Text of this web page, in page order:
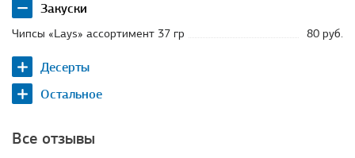
Закуски
Чипсы «Lays» ассортимент 37 гр 80 руб.
Десерты
Остальное
Все отзывы